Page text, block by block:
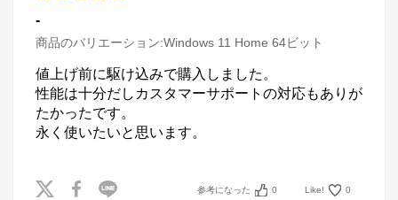
-
商品のバリエーション:Windows 11 Home 64ビット
値上げ前に駆け込みで購入しました。
性能は十分だしカスタマーサポートの対応もありが
たかったです。
永く使いたいと思います。
参考になった 0 Like! 0